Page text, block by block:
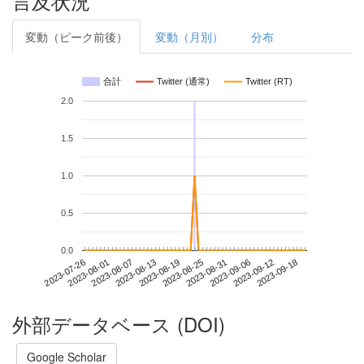
変動（ピーク前後） 変動（月別） 分布
合計 Twitter (通常) Twitter (RT)
2023-07-262023-08-012023-08-072023-08-132023-08-192023-08-252023-08-312023-09-062023-09-122023-09-18
0.0
0.5
1.0
1.5
2.0
外部データベース (DOI)
Google Scholar